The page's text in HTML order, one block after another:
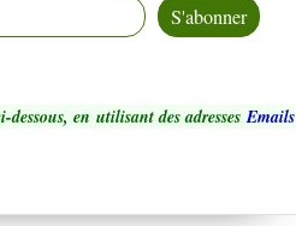
dessous, en utilisant des adressesEmails